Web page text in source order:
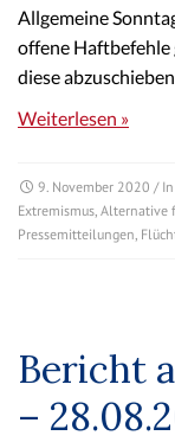
Allgemeine
offene Haftbefehle
diese
Weiterlesen »
9. November 2020 / In
Extremismus Alternative
Pressemitteilungen
Bericht
–